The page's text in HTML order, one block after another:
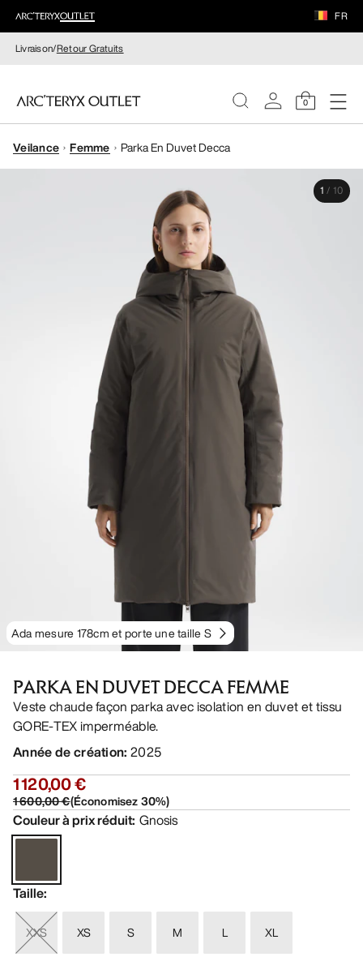
FR
Livraison/Retour Gratuits
0
FEMME
Veilance Femme Parka En Duvet Decca
Ada mesure 178cm et porte une taille S
1 / 10
PARKA EN DUVET DECCA FEMME
Veste chaude façon parka avec isolation en duvet et tissu
GORE-TEX imperméable.
Année de création: 2025
1 120,00 €
1 600,00 €(Économisez30%)
Couleur à prix réduit: Gnosis
Taille:
XXS XS S M L
XL